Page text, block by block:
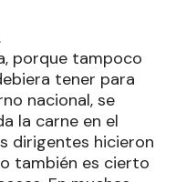
porque tampoco
tener para
nacional, se
la carne en el
dirigentes hicieron
también es cierto